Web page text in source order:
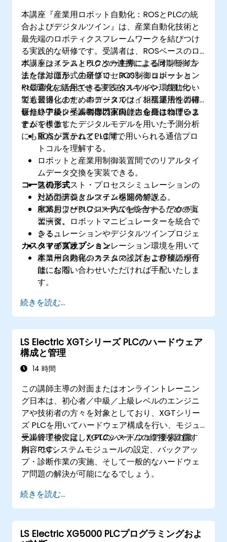
本講座『産業用ロボット自動化：ROSとPLCの統
合およびデジタルツイン』は、産業自動化技術と
最先端のロボティクスフレームワークを結びつけ
る実践的な研修です。受講者は、ROSベースのロ
ボットシステムとPLCとの連携による同期制御方
法を学ぶほか、生産プロセスのシミュレーション
や最適化に活用できるデジタルツイン環境につい
ても習得します。本コースでは、相互運用性の確
保、リアルタイム制御の実現、さらには物理シス
テムを模倣したデジタルモデルを用いた予測分析
にも重点が置かれています。
本講座はインストラクター主導によるオンライン
または対面形式の研修で、ROS制御ロボットと
PLC環境を結合させる実践的スキルや、自動化・
製造最適化のためのデジタルツイン構築法を習得
したい中級レベルの専門家向けに企画されていま
す。
研修終了後、受講者は以下の能力を身につけるこ
とができます：
ROSシステムとPLC間で用いられる通信プロ
トコルを理解する。
ロボットと産業用制御装置間でのリアルタイ
ムデータ交換を実装できる。
監視・テスト・プロセスシミュレーションの
ためのデジタルツインを開発できる。
産業用ワークフロー内でセンサー、アクチュ
エータ、ロボットマニピュレーターを統合で
きる。
ハイブリッドシミュレーション環境を用いて
産業用自動化システムの設計および検証が可
能になる。
コースの形式
対話型講義とシステム構造の解説。
ROSおよびPLCシステムを統合するための実
習演習。
シミュレーションやデジタルツインプロジェ
クトの実践。
カスタマイズオプション
本コース内容のカスタマイズをご希望の場合
は、お問い合わせいただければ手配いたしま
す。
続きを読む...
LS Electric XGTシリーズ PLCのハードウェア
構成と管理
14 時間
この講師主導の対面またはオンライントレーニン
グ日本は、初心者／中級／上級レベルのエンジニ
アや技術者の方々を対象としており、XGTシリー
ズ PLCを用いてハードウェア構成を行い、モジュ
ール管理や安定したPLCシステムの維持を目指す
内容です。
受講終了後には、XGTのハードウェア要素の識
別、PLCシステムモジュールの設定、バックアッ
プ・診断作業の実施、そして一般的なハードウェ
ア問題の解決が可能になるでしょう。
続きを読む...
LS Electric XG5000 PLCプログラミングおよ